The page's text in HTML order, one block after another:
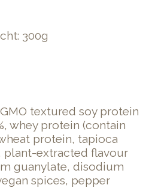
300g
textured soy protein
whey protein (contain
protein, tapioca
plant-extracted flavour
guanylate, disodium
spices, pepper